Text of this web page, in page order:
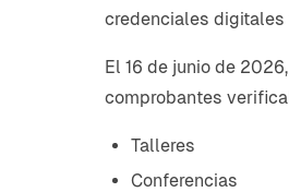
credenciales
El 16 de junio de
comprobantes
Talleres
Conferencias